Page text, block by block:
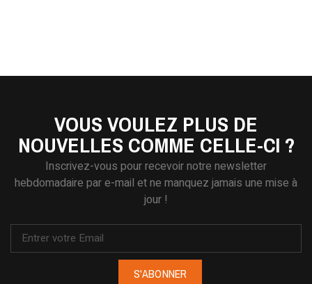
VOUS VOULEZ PLUS DE
NOUVELLES COMME CELLE-CI ?
Inscrivez-vous pour recevoir notre newsletter
hebdomadaire par e-mail et ne manquez jamais une mise à
jour !
S'ABONNER